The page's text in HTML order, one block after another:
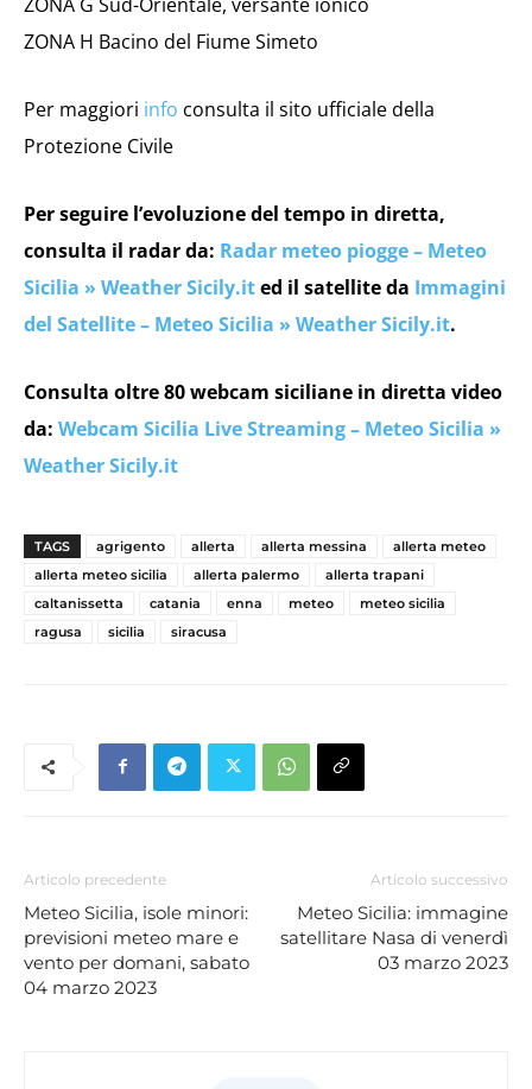
ZONA H Bacino del Fiume Simeto
Per maggiori info consulta il sito ufficiale della
Protezione Civile
Per seguire l’evoluzione del tempo in diretta,
consulta il radar da: Radar meteo piogge – Meteo
Sicilia » Weather Sicily.ited il satellite da Immagini
del Satellite – Meteo Sicilia » Weather Sicily.it.
Consulta oltre 80 webcam siciliane in diretta video
da: Webcam Sicilia Live Streaming – Meteo Sicilia »
Weather Sicily.it
TAGS agrigento allerta allerta messina
allerta meteo
allerta meteo sicilia
allerta palermo
allerta trapani
caltanissetta
catania enna meteo
meteo sicilia
ragusa
sicilia siracusa
Articolo precedente
Meteo Sicilia, isole minori:
previsioni meteo mare e
vento per domani, sabato
04 marzo 2023
Articolo successivo
Meteo Sicilia: immagine
satellitare Nasa di venerdì
03 marzo 2023